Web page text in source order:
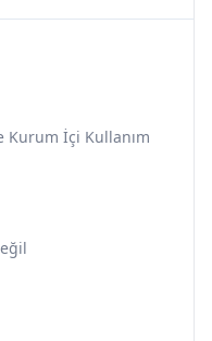
Kurum İçi Kullanım